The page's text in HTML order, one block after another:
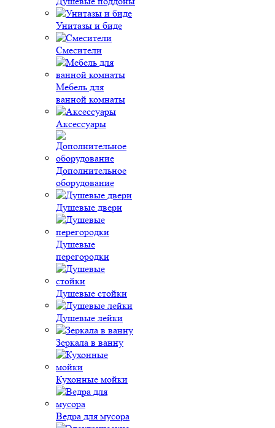
Унитазы и биде
Смесители
Мебель для
ванной комнаты
Аксессуары
Дополнительное
оборудование
Душевые двери
Душевые
перегородки
Душевые стойки
Душевые лейки
Зеркала в ванну
Кухонные мойки
Ведра для мусора